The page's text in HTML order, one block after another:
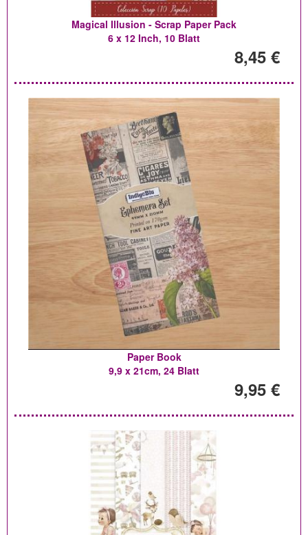
Magical Illusion - Scrap Paper Pack
6 x 12 Inch, 10 Blatt
8,45 €
Paper Book
9,9 x 21cm, 24 Blatt
9,95 €